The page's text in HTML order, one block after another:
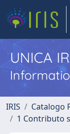
UNICA
IRIS
Catalogo
1 Contributo